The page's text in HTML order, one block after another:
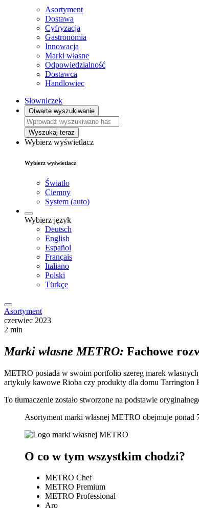
Asortyment
Dostawa
Cyfryzacja
Gastronomia
Innowacja
Marki własne
Odpowiedzialność
Dostawca
Handlowiec
Słowniczek
Otwarte wyszukiwanie
Wyszukaj teraz
Wybierz wyświetlacz
Wybierz wyświetlacz
Światło
Ciemny
System (auto)
Wybierz język
Deutsch
English
Español
Français
Italiano
Polski
Türkçe
Asortyment
czerwiec 2023
2 min
Marki własne METRO: Fachowe
METRO posiada w swoim portfolio szereg marek
artykuły kawowe Rioba czy produkty dla domu
To tłumaczenie zostało stworzone na podstawie
Asortyment marki własnej METRO obejmuje
O co w tym wszystkim chodzi?
METRO Chef
METRO Premium
METRO Professional
Aro